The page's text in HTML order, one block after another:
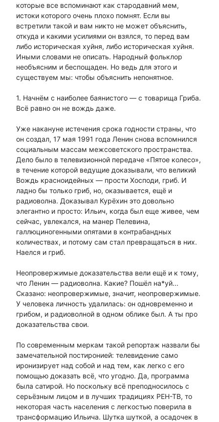
которые все вспоминают как стародавний мем,
истоки которого очень плохо помнят. Если вы
встретили такой и вам никто не может объяснить,
откуда и какими усилиями он взялся, то перед вам
либо историческая хуйня, либо историческая хуйня.
Иными словами не описать. Народный фольклор
необъясним и беспощаден. Но ведь для этого и
существуем мы: чтобы объяснить непонятное.
1. Начнём с наиболее баянистого — с товарища Гриба.
Всё равно он не вождь даже.
Уже накануне истечения срока годности страны, что
он создал, 17 мая 1991 года Ленин снова вспомнился
социальным массам межсоветского пространства.
Дело было в телевизионной передаче «Пятое колесо»,
в течение которой ведущие доказывали, что великий
Вождь красноидейных — прости Хосподи, гриб. И
ладно бы только гриб, но, оказывается, ещё и
радиоволна. Доказывал Курёхин это довольно
элегантно и просто: Ильич, когда был еще живее, чем
сейчас, увлекался, на манер Пелевина,
галлюциногенными опятами в контрабандных
количествах, и потому сам стал превращаться в них.
Наелся и гриб.
Неопровержимые доказательства вели ещё и к тому,
что Ленин — радиоволна. Какие? Пошёл на*уй...
Сказано: неопровержимые, значит, неопровержимые.
У человека личность удалилась: он одновременно и
грибом, и радиоволной в одном облике был. А ты про
доказательства свои.
По современным меркам такой репортаж назвали бы
замечательной постиронией: телевидение само
иронизирует над собой и над тем, как легко с его
помощью доказать всё, что угодно. Да, программа
была сатирой. Но поскольку всё преподносилось с
серьёзным лицом и в лучших традициях РЕН-ТВ, то
некоторая часть населения с легкостью поверила в
трансформацию Ильича. Шутка шуткой, а осадочек в